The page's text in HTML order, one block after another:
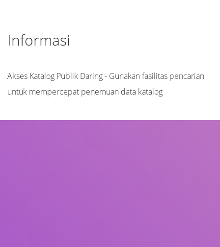
Informasi
Akses Katalog Publik Daring - Gunakan fasilitas pencarian
untuk mempercepat penemuan data katalog